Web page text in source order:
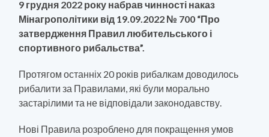
9 грудня 2022 року набрав чинності наказ
Мінагрополітики від 19.09.2022 № 700 “Про
затвердження Правил любительського і
спортивного рибальства”.
Протягом останніх 20 років рибалкам доводилось
рибалити за Правилами, які були морально
застарілими та не відповідали законодавству.
Нові Правила розроблено для покращення умов